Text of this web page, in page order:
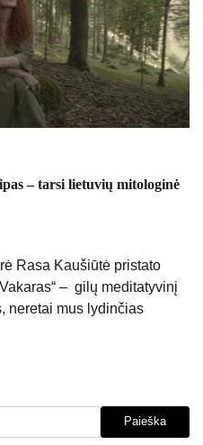
– tarsi lietuvių mitologinė
Rasa Kaušiūtė pristato
– gilų meditatyvinį
neretai mus lydinčias
Paieška